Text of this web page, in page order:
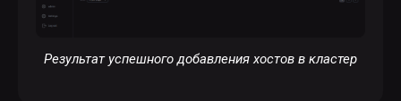
Результат успешного добавления хостов в кластер